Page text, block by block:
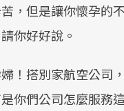
，但是讓你懷孕的
你好好說。
！搭別家航空公司
你們公司怎麼服務